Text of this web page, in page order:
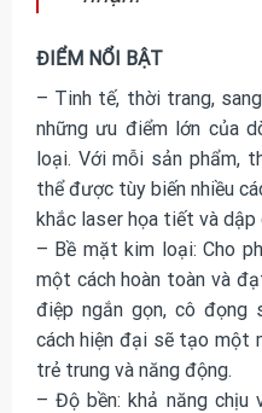
ĐIỂM NỔI BẬT
– Tinh tế, thời trang,
những ưu điểm lớn của
loại. Với mỗi sản phẩm,
thể được tùy biến nhiều
khắc laser họa tiết và
– Bề mặt kim loại: Cho
một cách hoàn toàn và
điệp ngắn gọn, cô đọng
cách hiện đại sẽ tạo một
trẻ trung và năng động.
– Độ bền: khả năng chịu